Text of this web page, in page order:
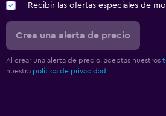
Recibir las ofertas especiales de
Crea una alerta de precio
Al crear una alerta de precio, aceptas nuestros
nuestra política de privacidad.